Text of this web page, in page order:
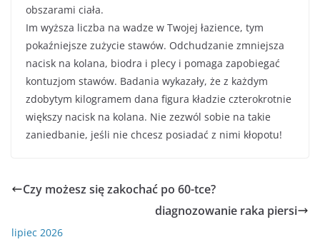
obszarami ciała.
Im wyższa liczba na wadze w Twojej łazience, tym
pokaźniejsze zużycie stawów. Odchudzanie zmniejsza
nacisk na kolana, biodra i plecy i pomaga zapobiegać
kontuzjom stawów. Badania wykazały, że z każdym
zdobytym kilogramem dana figura kładzie czterokrotnie
większy nacisk na kolana. Nie zezwól sobie na takie
zaniedbanie, jeśli nie chcesz posiadać z nimi kłopotu!
Czy możesz się zakochać po 60-tce?
diagnozowanie raka piersi
lipiec 2026